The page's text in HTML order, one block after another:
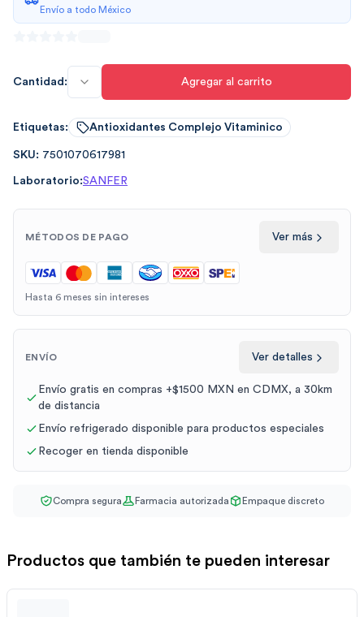
Envío a todo México
Cantidad: Agregar al carrito
Etiquetas: Antioxidantes Complejo Vitaminico
SKU: 7501070617981
Laboratorio:SANFER
MÉTODOS DE PAGO Ver más
Hasta 6 meses sin intereses
ENVÍO Ver detalles
Envío gratis en compras +$1500 MXN en CDMX, a 30km
de distancia
Envío refrigerado disponible para productos especiales
Recoger en tienda disponible
Compra segura Farmacia autorizada Empaque discreto
Productos que también te pueden interesar